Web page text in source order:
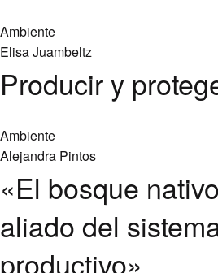
Ambiente
Elisa Juambeltz
Producir y
Ambiente
Alejandra Pintos
«El bosque
aliado del
productivo»